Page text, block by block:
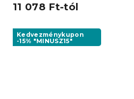
11 078 Ft-tól
Kedvezménykupon
-15% "MINUSZ15"